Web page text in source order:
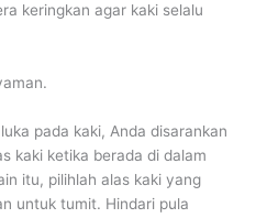
keringkan agar kaki selalu
pada kaki, Anda disarankan
kaki ketika berada di dalam
itu, pilihlah alas kaki yang
untuk tumit. Hindari pula